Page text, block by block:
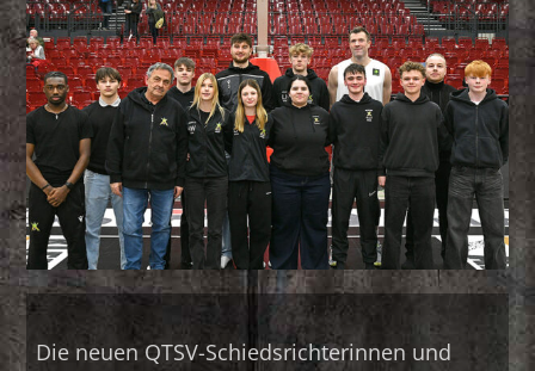
Die neuen QTSV-Schiedsrichterinnen und